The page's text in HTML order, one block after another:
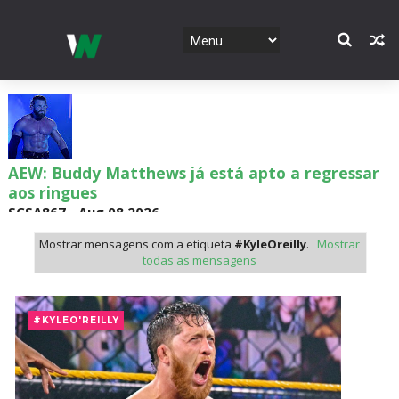
AEW: Buddy Matthews já está apto a regressar
aos ringues
SCSA867- Aug 08 2026
TNA: Elayna Black desafia Xia Brookside para
combate pelo título no Lockdown
SCSA867-Aug 08 2026
Mostrar mensagens com a etiqueta #KyleOreilly.
Mostrar
todas as mensagens
#KYLEO'REILLY